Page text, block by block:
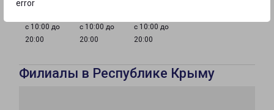
error
с 10:00 до
20:00
с 10:00 до
20:00
с 10:00 до
20:00
Филиалы в Республике Крыму